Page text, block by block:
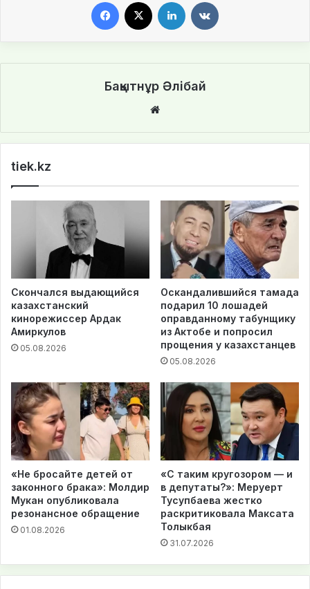
Бақытнұр Әлібай
te
tiek.kz
Скончался выдающийся
казахстанский
кинорежиссер Ардак
Амиркулов
05.08.2026
Оскандалившийся тамада
подарил 10 лошадей
оправданному табунщику
из Актобе и попросил
прощения у казахстанцев
05.08.2026
«Не бросайте детей от
законного брака»: Молдир
Мукан опубликовала
резонансное обращение
01.08.2026
«С таким кругозором — и
в депутаты?»: Меруерт
Тусупбаева жестко
раскритиковала Максата
Толыкбая
31.07.2026